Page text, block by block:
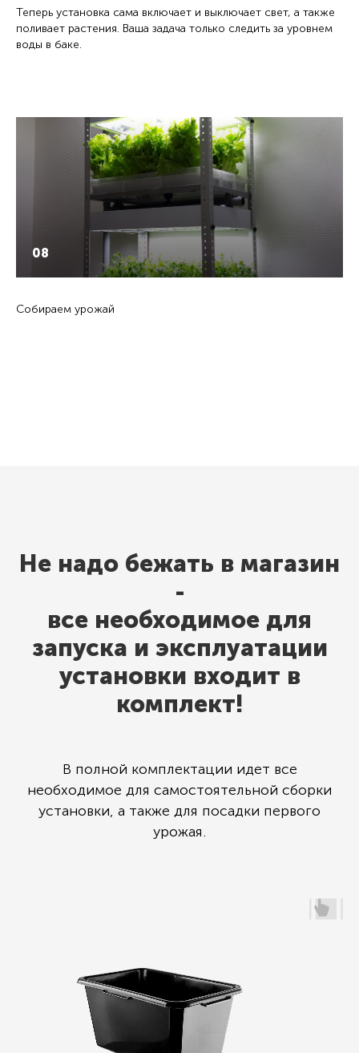
Теперь установка сама включает и выключает свет, а также
поливает растения. Ваша задача только следить за уровнем
воды в баке.
08
Собираем урожай
Не надо бежать в магазин
-
все необходимое для
запуска и эксплуатации
установки входит в
комплект!
В полной комплектации идет все
необходимое для самостоятельной сборки
установки, а также для посадки первого
урожая.